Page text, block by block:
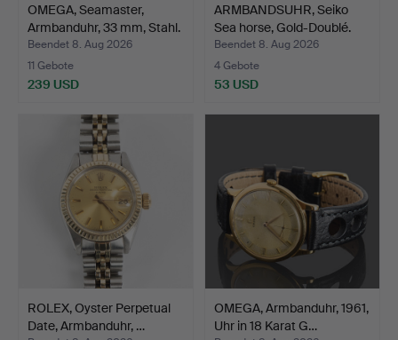
OMEGA, Seamaster,
Armbanduhr, 33 mm, Stahl.
Beendet 8. Aug 2026
11 Gebote
239 USD
ARMBANDSUHR, Seiko
Sea horse, Gold-Doublé.
Beendet 8. Aug 2026
4 Gebote
53 USD
ROLEX, Oyster Perpetual
Date, Armbanduhr, …
OMEGA, Armbanduhr, 1961,
Uhr in 18 Karat G…